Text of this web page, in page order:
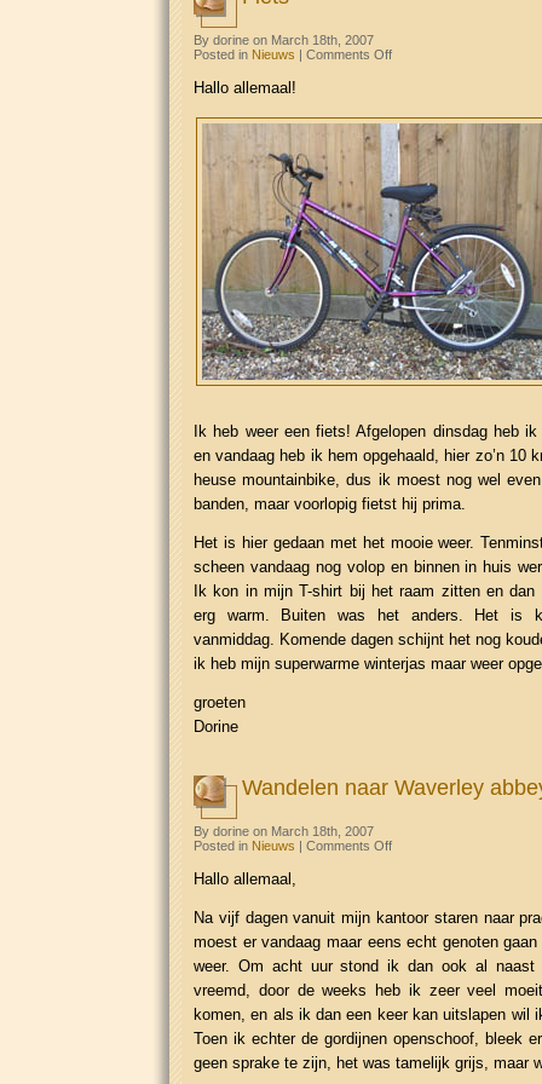
By dorine on March 18th, 2007
Posted in Nieuws | Comments Offon
Hallo allemaal!
Ik heb weer een fiets! Afgelopen dinsdag heb
en vandaag heb ik hem opgehaald, hier zo’n 10
heuse mountainbike, dus ik moest nog wel
banden, maar voorlopig fietst hij prima.
Het is hier gedaan met het mooie weer.
scheen vandaag nog volop en binnen in huis
Ik kon in mijn T-shirt bij het raam zitten en
erg warm. Buiten was het anders. Het is
vanmiddag. Komende dagen schijnt het nog
ik heb mijn superwarme winterjas maar weer
groeten
Dorine
Wandelen naar Waverley
By dorine on March 18th, 2007
Posted in Nieuws | Comments Offon
Hallo allemaal,
Na vijf dagen vanuit mijn kantoor staren naar
moest er vandaag maar eens echt genoten
weer. Om acht uur stond ik dan ook al
vreemd, door de weeks heb ik zeer veel
komen, en als ik dan een keer kan uitslapen wil
Toen ik echter de gordijnen openschoof, bleek
geen sprake te zijn, het was tamelijk grijs, maar